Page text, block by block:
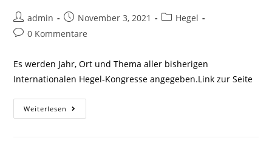
Beitrags-
Autor:
admin
Beitrag
veröffentlicht:
November 3, 2021
Beitrags-
Hegel
Beitrags-
0 Kommentare
Es werden Jahr, Ort und Thema aller bisherigen
Internationalen Hegel-Kongresse angegeben.Link zur Seite
Weiterlesen Tagungen
Der